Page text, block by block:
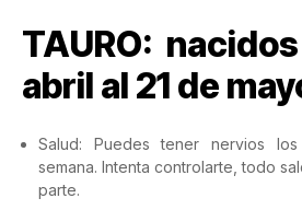
TAURO:
abril al 21 de
Salud: Puedes tener nervios
semana. Intenta controlarte, todo
parte.